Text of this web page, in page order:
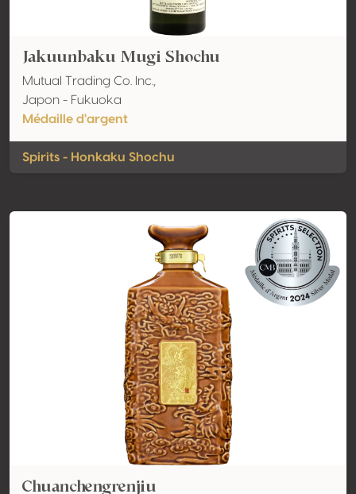
Jakuunbaku Mugi Shochu
Mutual Trading Co. Inc.,
Japon - Fukuoka
Médaille d'argent
Spirits - Honkaku Shochu
Chuanchengrenjiu